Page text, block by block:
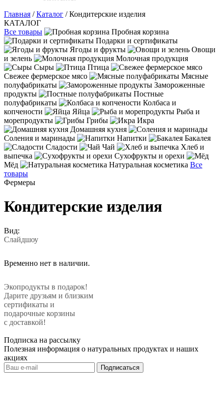
Главная /Каталог / Кондитерские изделия
КАТАЛОГ
Все товары
Пробная корзина
Подарки и сертификаты
Ягоды и фрукты
Овощи
и зелень
Молочная продукция
Сыры
Птица
Свежее фермерское мясо
Мясные
полуфабрикаты
Замороженные
продукты
Постные
полуфабрикаты
Колбаса и
копчености
Яйца
Рыба и
морепродукты
Грибы
Икра
Домашняя кухня
Соления и маринады
Напитки
Бакалея
Сладости
Чай
Хлеб и
выпечка
Сухофрукты и орехи
Мёд
Натуральная косметика Все
товары
Фермеры
Кондитерские изделия
Вид:
Слайдшоу
Временно нет в наличии.
Экопродукты в подарок!
Дарите друзьям и близким
сертификаты и
подарочные корзины
с доставкой!
Подписка на рассылку
Полезная информация о натуральных продуктах и наших
акциях
Подписаться